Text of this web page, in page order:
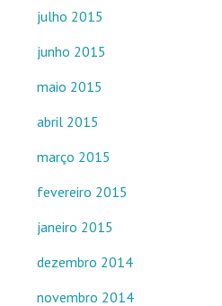
julho 2015
junho 2015
maio 2015
abril 2015
março 2015
fevereiro 2015
janeiro 2015
dezembro 2014
novembro 2014